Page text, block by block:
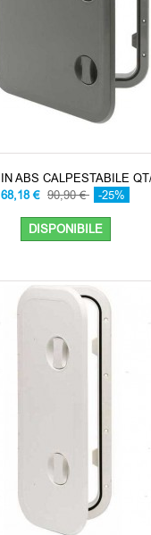
ABS CALPESTABILE
68,18 € 90,90 € -25%
DISPONIBILE